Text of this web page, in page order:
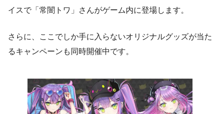
イスで「常闇トワ」さんがゲーム内に登場します。
さらに、ここでしか手に入らないオリジナルグッズが当た
るキャンペーンも同時開催中です。